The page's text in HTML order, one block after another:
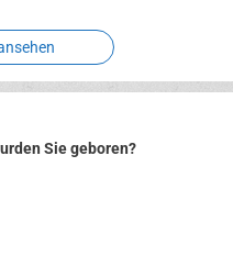
Sie geboren?